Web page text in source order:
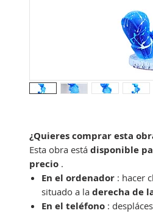
¿Quieres comprar esta
Esta obra está disponible
precio .
En el ordenador : hacer
situado a la derecha de
En el teléfono :